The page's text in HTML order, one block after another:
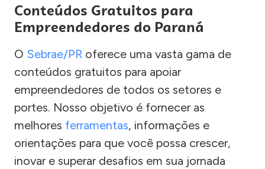
Conteúdos Gratuitos para
Empreendedores do Paraná
O Sebrae/PR oferece uma vasta gama de
conteúdos gratuitos para apoiar
empreendedores de todos os setores e
portes. Nosso objetivo é fornecer as
melhores ferramentas, informações e
orientações para que você possa crescer,
inovar e superar desafios em sua jornada